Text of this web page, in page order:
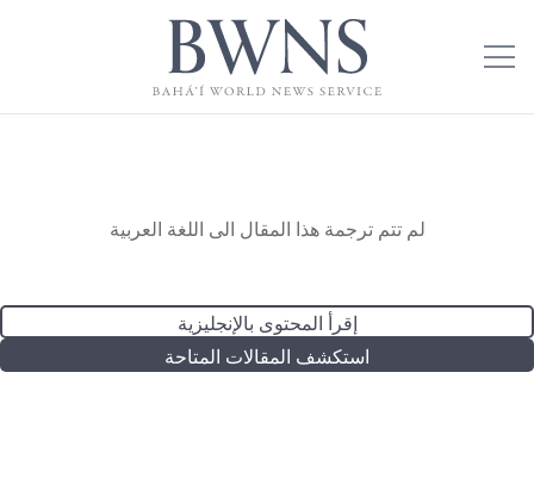
لم تتم ترجمة هذا المقال الى اللغة العربية
إقرأ المحتوى بالإنجليزية
استكشف المقالات المتاحة